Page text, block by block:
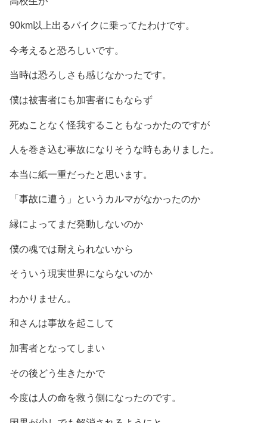
90km以上出るバイクに乗ってたわけです。
今考えると恐ろしいです。
当時は恐ろしさも感じなかったです。
僕は被害者にも加害者にもならず
死ぬことなく怪我することもなっかたのですが
人を巻き込む事故になりそうな時もありました。
本当に紙一重だったと思います。
「事故に遭う」というカルマがなかったのか
縁によってまだ発動しないのか
僕の魂では耐えられないから
そういう現実世界にならないのか
わかりません。
和さんは事故を起こして
加害者となってしまい
その後どう生きたかで
今度は人の命を救う側になったのです。